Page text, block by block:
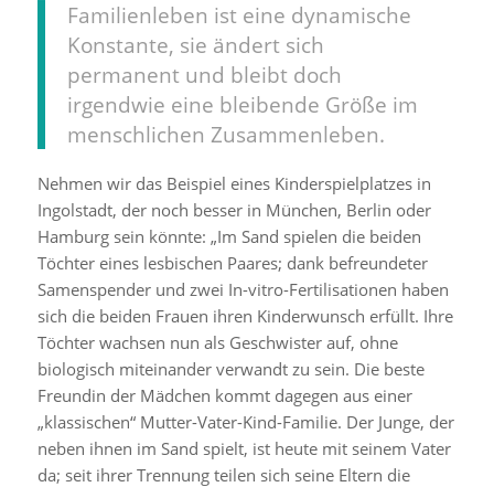
Familienleben ist eine dynamische
Konstante, sie ändert sich
permanent und bleibt doch
irgendwie eine bleibende Größe im
menschlichen Zusammenleben.
Nehmen wir das Beispiel eines Kinderspielplatzes in
Ingolstadt, der noch besser in München, Berlin oder
Hamburg sein könnte: „Im Sand spielen die beiden
Töchter eines lesbischen Paares; dank befreundeter
Samenspender und zwei In-vitro-Fertilisationen haben
sich die beiden Frauen ihren Kinderwunsch erfüllt. Ihre
Töchter wachsen nun als Geschwister auf, ohne
biologisch miteinander verwandt zu sein. Die beste
Freundin der Mädchen kommt dagegen aus einer
„klassischen“ Mutter-Vater-Kind-Familie. Der Junge, der
neben ihnen im Sand spielt, ist heute mit seinem Vater
da; seit ihrer Trennung teilen sich seine Eltern die